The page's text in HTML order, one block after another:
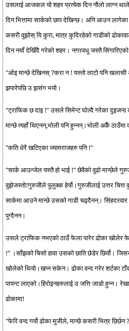
उसलाई आजकल यो शहर प्रत्येक दिन नौलो लाग्न
दिन भित्तामा सार्कको छाप देखिन्छ। अनि आउन
कसरी वुझोस् यि कुरा, मात्र कुदिरहेको गाडीको
दिन नयाँ देखिँदै गरेको शहर। नगरवधु जस्तै
"ओइ मान्छे देखिनस् ?करा न ! यस्तो लाटो पनि
झपारेपछि उ झसंग भयो।
"ट्राफिक छ दाइ !" उसले सिमेन्ट घोल्दै गरेका दुइजना
मान्छे त्यहाँ थिएनन्,भोली पनि हुन्नन्।भोली अर्कै
"कति धेरै खटिएका ज्यामराजहरु पनि !"
"सार्क आउन्जेल यस्तै हो भाई !" छेवैको वुढो मान्छेले
वुझेजस्तो!गुरुजीले पुलुक्क हेर्यो।गुरुजीलाई उत्तर
सार्कमा आउने मान्छे उसको गाडी चढ्दैनन्। सिंहदरवार
पुग्दैनन।
उसले ट्राफिक नभएको ठाउँ फेला पारेर ढोका खोलेर
!" ।साँझको चिसो हावा उसको छाति छेडेर छिर्यो।
खोलेको थियो।खप्न सकेन। ढोका वन्द गरेर शर्टका
पायन्ट लाएको।हिरोइनहरुलाई उ जत्ति जाडो हुन्न।
ढोकामा!
"फेरि वन्द गर्यो ढोका मुजीले, मान्छे कसरी भित्र